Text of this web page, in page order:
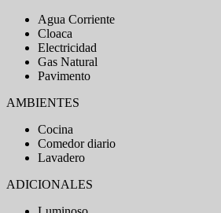
Agua Corriente
Cloaca
Electricidad
Gas Natural
Pavimento
AMBIENTES
Cocina
Comedor diario
Lavadero
ADICIONALES